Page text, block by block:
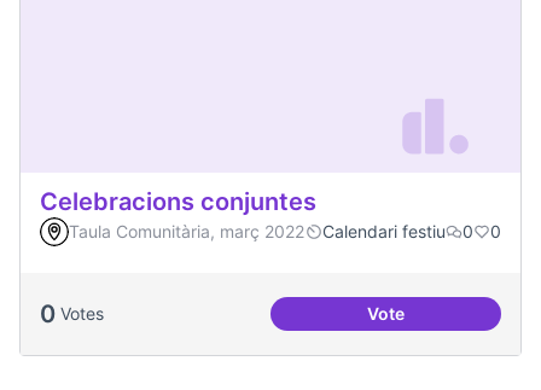
Celebracions conjuntes
Taula Comunitària, març 2022 Calendari festiu 0 0
0 Votes VoteCelebracions